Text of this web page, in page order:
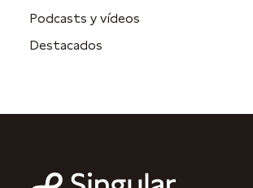
Podcasts y vídeos
Destacados